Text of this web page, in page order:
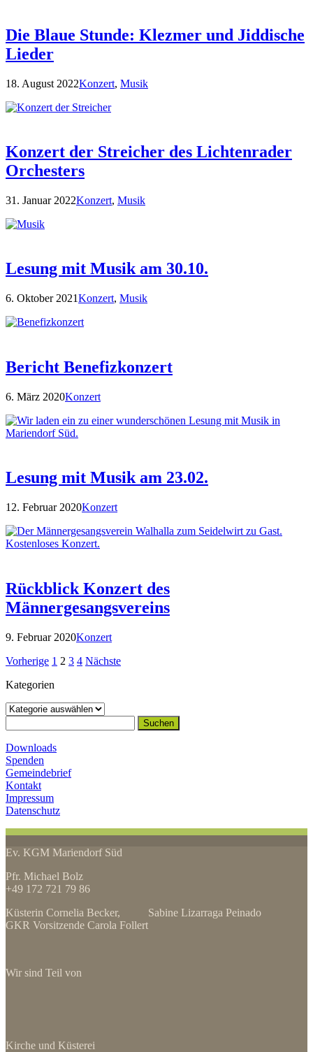
Die Blaue Stunde: Klezmer und Jiddische
Lieder
18. August 2022Konzert, Musik
Konzert der Streicher des Lichtenrader
Orchesters
31. Januar 2022Konzert, Musik
Lesung mit Musik am 30.10.
6. Oktober 2021Konzert, Musik
Bericht Benefizkonzert
6. März 2020Konzert
Lesung mit Musik am 23.02.
12. Februar 2020Konzert
Rückblick Konzert des
Männergesangsvereins
9. Februar 2020Konzert
Seitennummerierung
der
Beiträge
Vorherige 1 2 3 4 Nächste
Kategorien
Kategorien
nach:
Downloads
Spenden
Gemeindebrief
Kontakt
Impressum
Datenschutz
Ev. KGM Mariendorf Süd
Pfr. Michael Bolz
+49 172 721 79 86
Küsterin Cornelia Becker, Sabine Lizarraga Peinado
GKR Vorsitzende Carola Follert
Wir sind Teil von
Kirche und Küsterei